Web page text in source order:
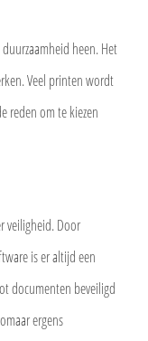
heen. Het
Veel printen wordt
reden om te kiezen
veiligheid. Door
is er altijd een
documenten beveiligd
ergens